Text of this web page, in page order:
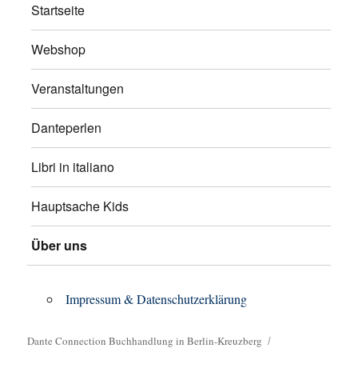
Startseite
Webshop
Veranstaltungen
Danteperlen
Libri in italiano
Hauptsache Kids
Über uns
Impressum & Datenschutzerklärung
Dante Connection Buchhandlung in Berlin-Kreuzberg